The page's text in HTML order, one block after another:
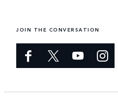
JOIN THE CONVERSATION